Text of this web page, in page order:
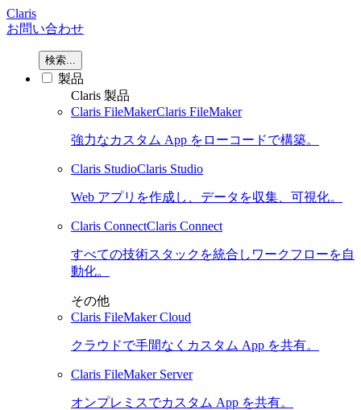
Claris
お問い合わせ
検索...
製品
Claris 製品
Claris FileMakerClaris FileMaker
強力なカスタム App をローコードで構築。
Claris StudioClaris Studio
Web アプリを作成し、データを収集、可視化。
Claris ConnectClaris Connect
すべての技術スタックを統合しワークフローを自
動化。
その他
Claris FileMaker Cloud
クラウドで手間なくカスタム App を共有。
Claris FileMaker Server
オンプレミスでカスタム App を共有。